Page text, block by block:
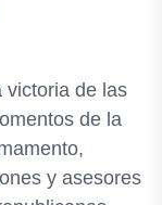
victoria de las
de la
y asesores